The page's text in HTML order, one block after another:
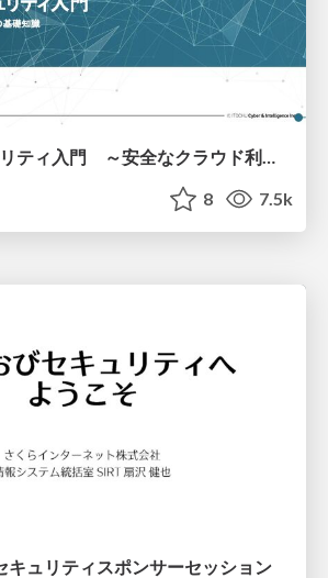
クラウドセキュリティ入門 ～安全なクラウド利用のための基礎知識～
8 7.5k
キュリティスポンサーセッション